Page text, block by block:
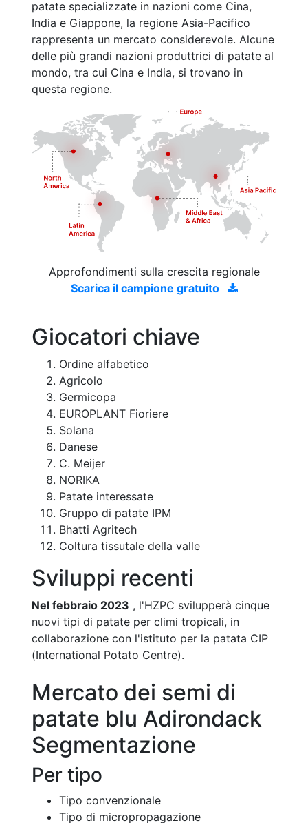
patate specializzate in nazioni come Cina,
India e Giappone, la regione Asia-Pacifico
rappresenta un mercato considerevole. Alcune
delle più grandi nazioni produttrici di patate al
mondo, tra cui Cina e India, si trovano in
questa regione.
Approfondimenti sulla crescita regionale
Scarica il campione gratuito
Giocatori chiave
Ordine alfabetico
Agricolo
Germicopa
EUROPLANT Fioriere
Solana
Danese
C. Meijer
NORIKA
Patate interessate
Gruppo di patate IPM
Bhatti Agritech
Coltura tissutale della valle
Sviluppi recenti
Nel febbraio 2023 , l'HZPC svilupperà cinque
nuovi tipi di patate per climi tropicali, in
collaborazione con l'istituto per la patata CIP
(International Potato Centre).
Mercato dei semi di
patate blu Adirondack
Segmentazione
Per tipo
Tipo convenzionale
Tipo di micropropagazione